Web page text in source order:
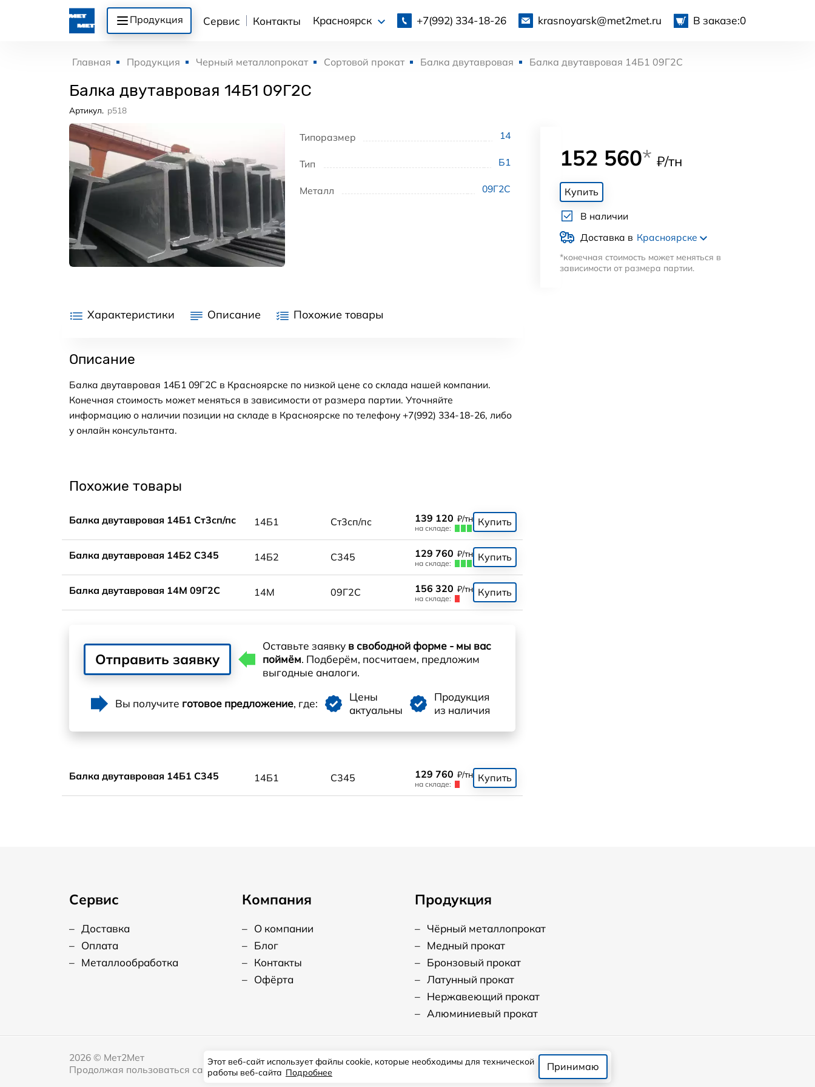
Продукция Сервис Контакты Красноярск +7(992) 334-18-26 krasnoyarsk@met2met.ru В заказе:0
Главная Продукция Черный металлопрокат Сортовой прокат Балка двутавровая Балка двутавровая 14Б1 09Г2С
Балка двутавровая 14Б1 09Г2С
Артикул. p518
Типоразмер 14
Тип Б1
Металл 09Г2С
152 560* ₽/тн
Купить
В наличии
Доставка в Красноярске
*конечная стоимость может меняться в
зависимости от размера партии.
Характеристики Описание Похожие товары
Описание
Балка двутавровая 14Б1 09Г2С в Красноярске по низкой цене со склада нашей компании.
Конечная стоимость может меняться в зависимости от размера партии. Уточняйте
информацию о наличии позиции на складе в Красноярске по телефону +7(992) 334-18-26, либо
у онлайн консультанта.
Похожие товары
Балка двутавровая 14Б1 Ст3сп/пс 14Б1 Ст3сп/пс 139 120 ₽/тн
на складе:
Купить
Балка двутавровая 14Б2 С345 14Б2 С345 129 760 ₽/тн
на складе:
Купить
Балка двутавровая 14М 09Г2С 14М 09Г2С 156 320 ₽/тн
на складе:
Купить
Отправить заявку
Оставьте заявку в свободной форме - мы вас
поймём. Подберём, посчитаем, предложим
выгодные аналоги.
Вы получите готовое предложение, где:
Цены
актуальны
Продукция
из наличия
Балка двутавровая 14Б1 С345 14Б1 С345 129 760 ₽/тн
на складе:
Купить
Сервис
– Доставка
– Оплата
– Металлообработка
Компания
– О компании
– Блог
– Контакты
– Офёрта
Продукция
– Чёрный металлопрокат
– Медный прокат
– Бронзовый прокат
– Латунный прокат
– Нержавеющий прокат
– Алюминиевый прокат
2026 © Мет2Мет
Продолжая пользоваться сайтом, я даю согласие на использование файлов cookie.
Этот веб-сайт использует файлы cookie, которые необходимы для технической
работы веб-сайта Подробнее Принимаю